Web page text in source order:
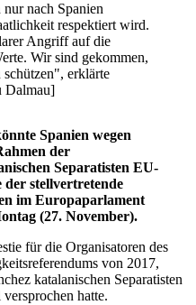
nach Spanien
respektiert wird.
Angriff auf die
Wir sind gekommen,
erklärte
Dalmau]
Spanien wegen
der
Separatisten EU-
stellvertretende
im Europaparlament
(27. November).
für die Organisatoren des
von 2017,
katalanischen Separatisten
hatte.